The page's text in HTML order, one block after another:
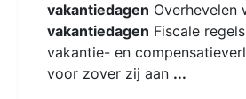
vakantiedagen Overhevelen
vakantiedagen Fiscale
vakantie- en
voor zover zij aan ...